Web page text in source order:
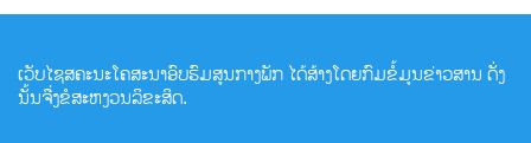
ເວັບໄຊສຄະນະໂຄສະນາອົບຮົມສູນກາງພັກ ໄດ້ສ້າງໂດຍກົມຂໍ້ມູນຂ່າວສານ ດັ່ງ
ນັ້ນຈື່ງຂໍສະຫງວນລິຂະສິດ.